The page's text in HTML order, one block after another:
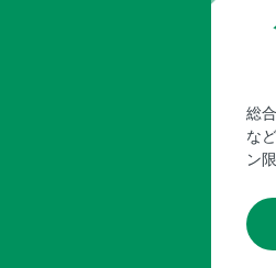
総
な
ン